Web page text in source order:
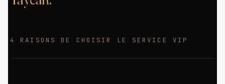
4 RAISONS DE CHOISIR LE SERVICE VIP